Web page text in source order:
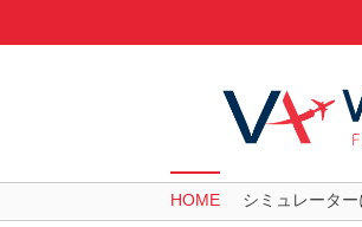
HOME シミュレーター